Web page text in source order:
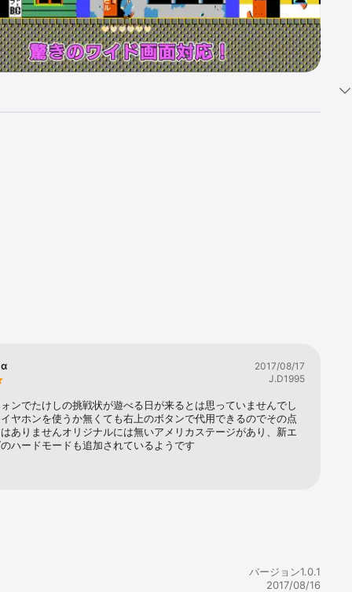
までク
す。
2017/08/17
J.D1995
ンでたけしの挑戦状が遊べる日が来るとは思っていませんでし
ヤホンを使うか無くても右上のボタンで代用できるのでその点
ありませんオリジナルには無いアメリカステージがあり、新エ
ハードモードも追加されているようです
バージョン1.0.1
2017/08/16